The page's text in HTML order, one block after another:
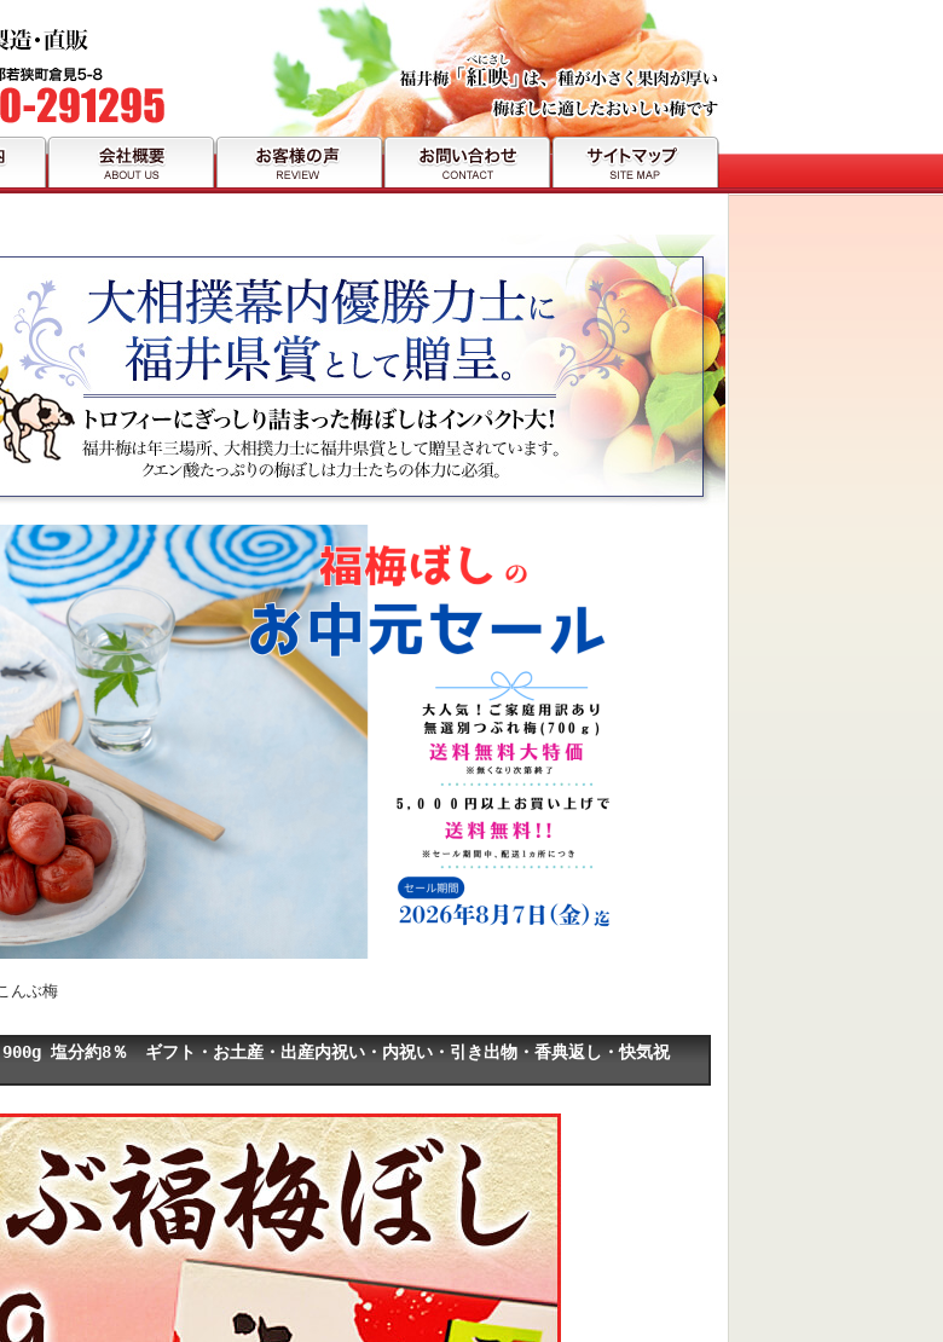
んぶ梅
塩分約8％ ギフト・お土産・出産内祝い・内祝い・引き出物・香典返し・快気祝